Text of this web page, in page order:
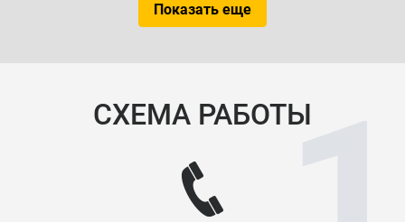
Показать еще
СХЕМА РАБОТЫ